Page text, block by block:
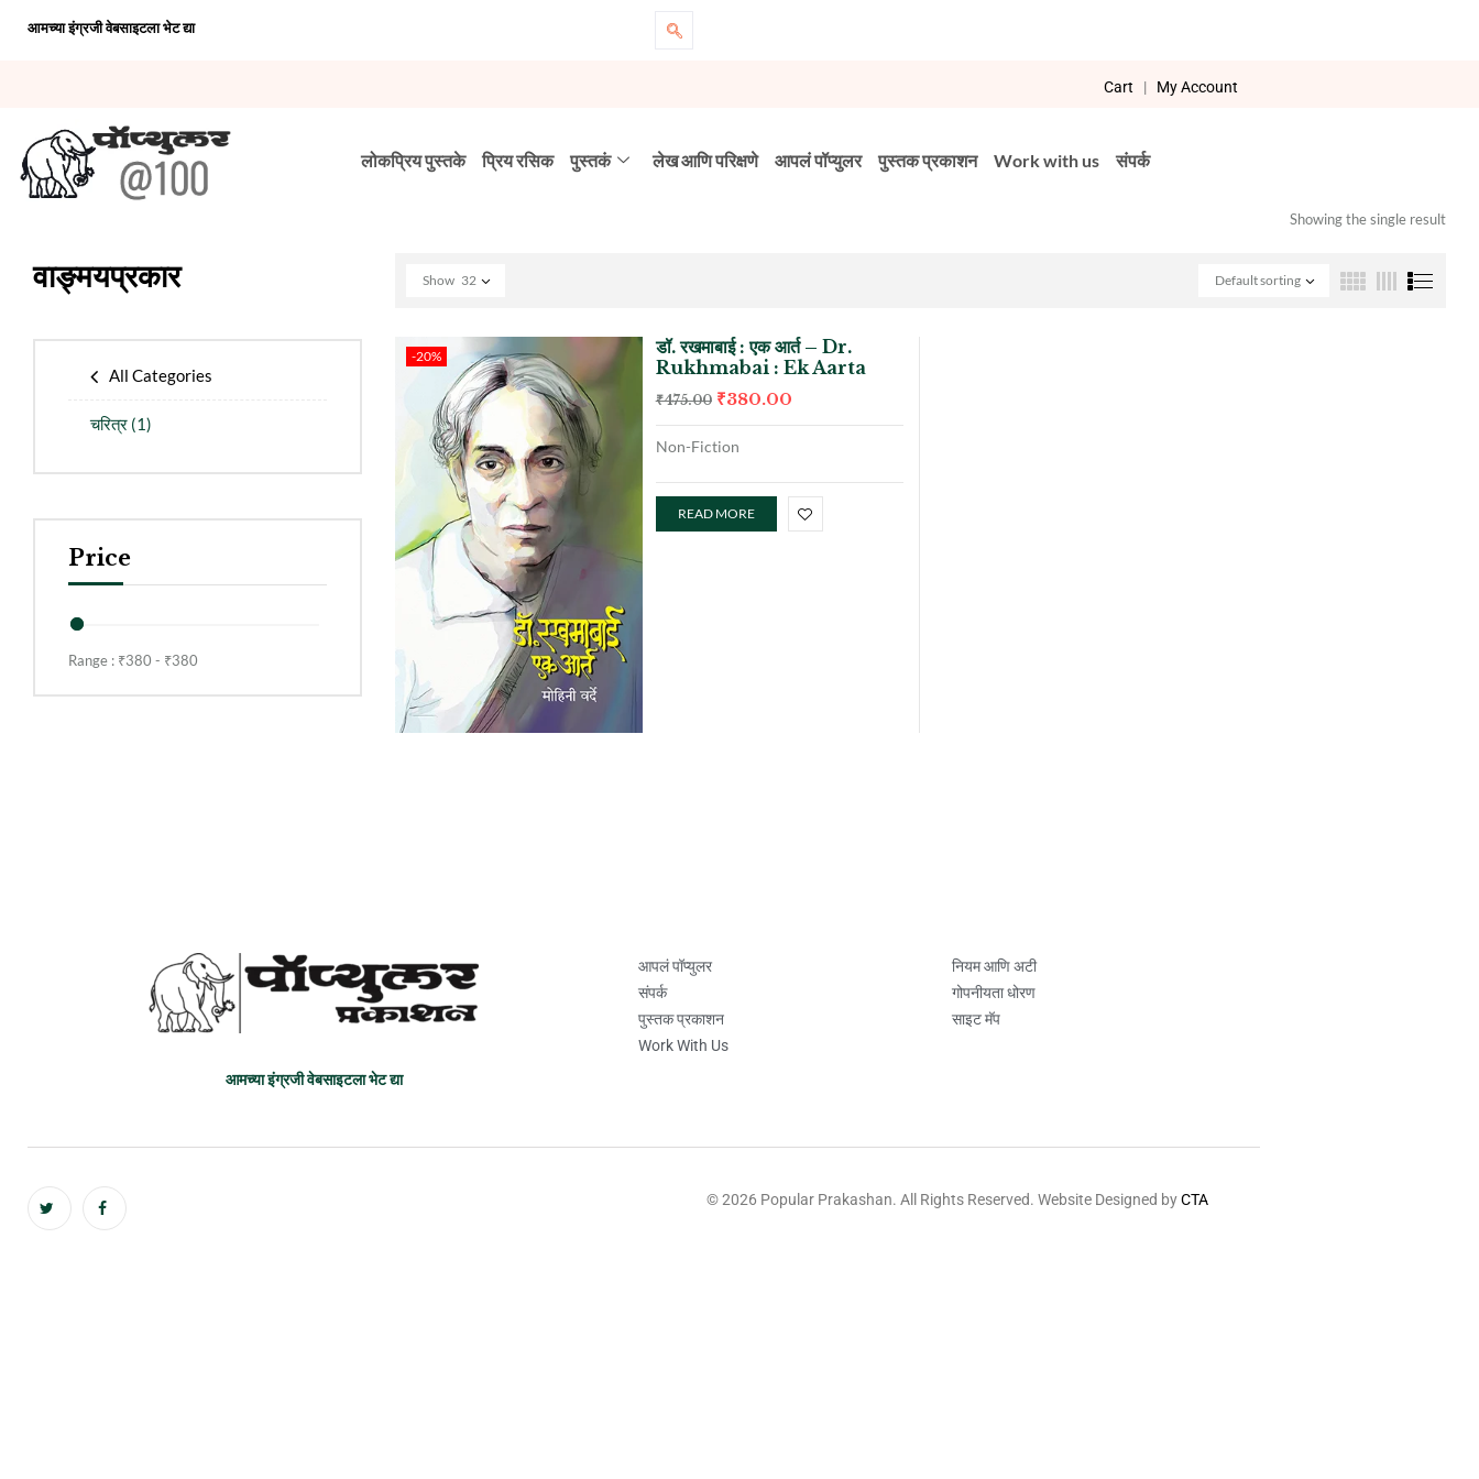
आमच्या इंग्रजी वेबसाइटला भेट द्या
Cart | My Account
लोकप्रिय पुस्तके प्रिय रसिक पुस्तकं लेख आणि परिक्षणे आपलं पॉप्युलर पुस्तक प्रकाशन Work with us संपर्क
वाङ्मयप्रकार
All Categories
चरित्र (1)
Price
Range : ₹380 - ₹380
Showing the single result
Default sorting
Show 32
-20%
डॉ. रखमाबाई : एक आर्त – Dr.
Rukhmabai : Ek Aarta
₹475.00 ₹380.00
Non-Fiction
READ MORE
आमच्या इंग्रजी वेबसाइटला भेट द्या
आपलं पॉप्युलर
संपर्क
पुस्तक प्रकाशन
Work With Us
नियम आणि अटी
गोपनीयता धोरण
साइट मॅप
© 2026 Popular Prakashan. All Rights Reserved. Website Designed byCTA